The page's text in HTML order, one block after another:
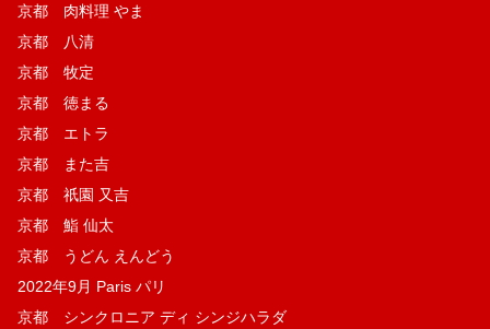
京都 肉料理 やま
京都 八清
京都 牧定
京都 徳まる
京都 エトラ
京都 また吉
京都 祇園 又吉
京都 鮨 仙太
京都 うどん えんどう
2022年9月 Paris パリ
京都 シンクロニア ディ シンジハラダ